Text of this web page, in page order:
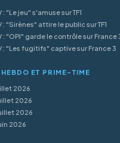
: "Le jeu" s'amuse sur TF1
: "Sirènes" attire le public sur TF1
: "OPJ" garde le contrôle sur France
: "Les fugitifs" captive sur France 3
ET PRIME-TIME
2026
2026
2026
2026